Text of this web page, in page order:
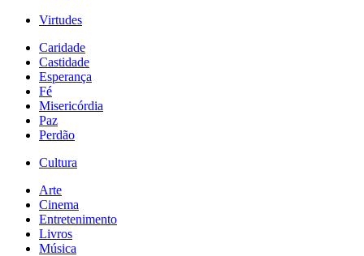
Virtudes
Caridade
Castidade
Esperança
Fé
Misericórdia
Paz
Perdão
Cultura
Arte
Cinema
Entretenimento
Livros
Música